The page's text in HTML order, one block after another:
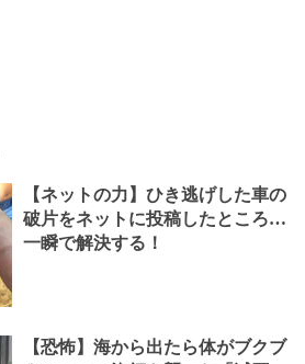
【ネットの力】ひき逃げした車の
破片をネットに投稿したところ…
一瞬で解決する！
【恐怖】海から出たら体がブクブ